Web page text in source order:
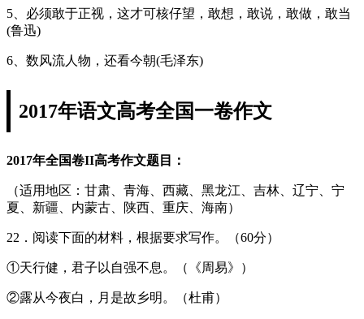
5、必须敢于正视，这才可核仔望，敢想，敢说，敢做，敢当
(鲁迅)
6、数风流人物，还看今朝(毛泽东)
2017年语文高考全国一卷作文
2017年全国卷II高考作文题目：
（适用地区：甘肃、青海、西藏、黑龙江、吉林、辽宁、宁
夏、新疆、内蒙古、陕西、重庆、海南）
22．阅读下面的材料，根据要求写作。（60分）
①天行健，君子以自强不息。（《周易》）
②露从今夜白，月是故乡明。（杜甫）